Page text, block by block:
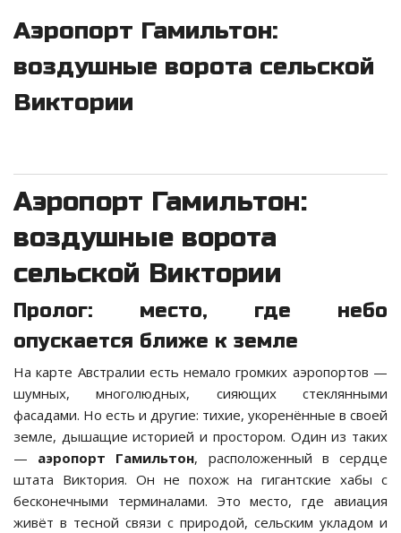
Аэропорт Гамильтон:
воздушные ворота сельской
Виктории
Аэропорт Гамильтон:
воздушные ворота
сельской Виктории
Пролог: место, где небо
опускается ближе к земле
На карте Австралии есть немало громких аэропортов —
шумных, многолюдных, сияющих стеклянными
фасадами. Но есть и другие: тихие, укоренённые в своей
земле, дышащие историей и простором. Один из таких
— аэропорт Гамильтон, расположенный в сердце
штата Виктория. Он не похож на гигантские хабы с
бесконечными терминалами. Это место, где авиация
живёт в тесной связи с природой, сельским укладом и